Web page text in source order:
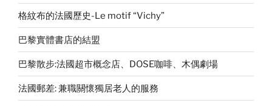
格紋布的法國歷史-Le motif “Vichy”
巴黎實體書店的結盟
巴黎散步:法國超市概念店、DOSE咖啡、木偶劇場
法國郵差: 兼職關懷獨居老人的服務